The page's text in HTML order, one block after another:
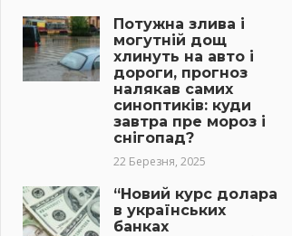
Потужна злива і
могутній дощ
хлинуть на авто і
дороги, прогноз
налякав самих
синоптиків: куди
завтра пре мороз і
снігопад?
22 Березня, 2025
“Новий курс долара
в українських
банках